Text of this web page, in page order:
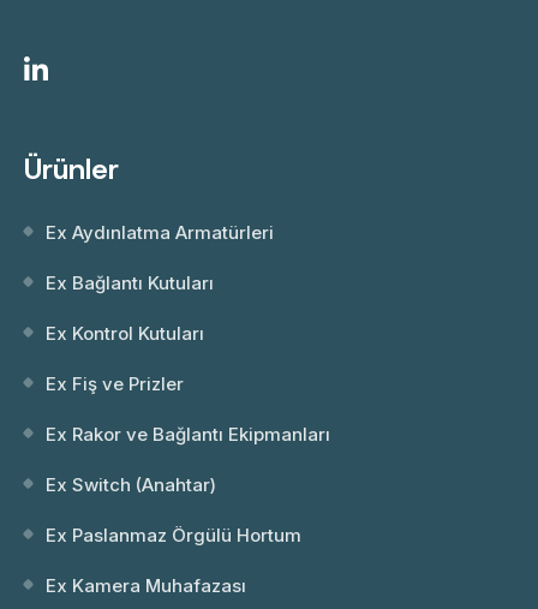
Ürünler
Ex Aydınlatma Armatürleri
Ex Bağlantı Kutuları
Ex Kontrol Kutuları
Ex Fiş ve Prizler
Ex Rakor ve Bağlantı Ekipmanları
Ex Switch (Anahtar)
Ex Paslanmaz Örgülü Hortum
Ex Kamera Muhafazası